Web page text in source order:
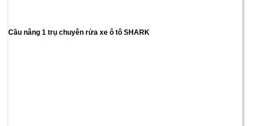
Cầu nâng 1 trụ chuyên rửa xe ô tô SHARK